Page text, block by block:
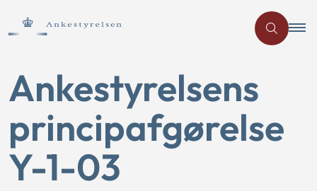
Ankestyrelsens
principafgørelse
Y-1-03